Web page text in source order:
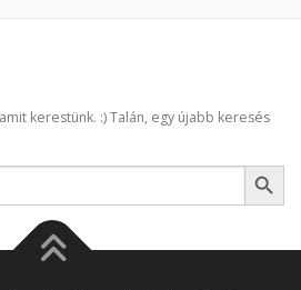
kerestünk. :) Talán, egy újabb keresés
Search Button